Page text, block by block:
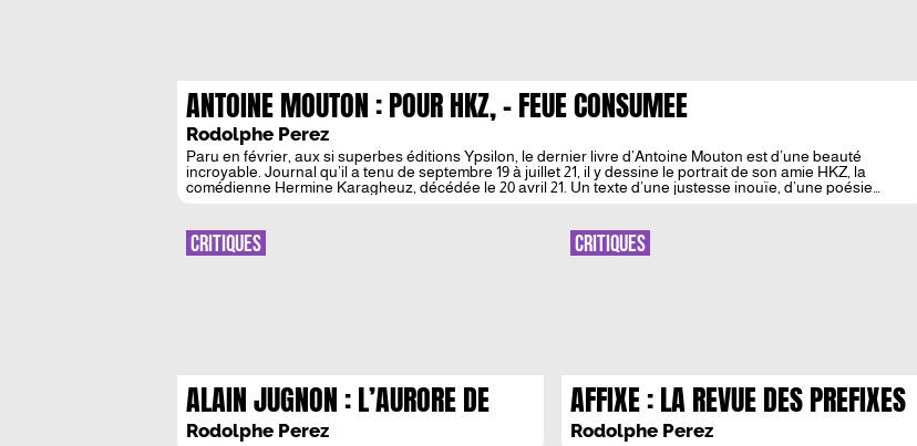
ANTOINE MOUTON : POUR HKZ, – FEUE CONSUMEE
Rodolphe Perez
Paru en février, aux si superbes éditions Ypsilon, le dernier livre d’Antoine Mouton est d’une beauté
incroyable. Journal qu’il a tenu de septembre 19 à juillet 21, il y dessine le portrait de son amie HKZ, la
comédienne Hermine Karagheuz, décédée le 20 avril 21. Un texte d’une justesse inouïe, d’une poésie
ALAIN JUGNON : L’AURORE DE
STIEGLER OU PÆNSER ENCORE
Rodolphe Perez
CRITIQUES
AFFIXE : LA REVUE DES PREFIXES
ET SUFFIXES
Rodolphe Perez
CRITIQUES